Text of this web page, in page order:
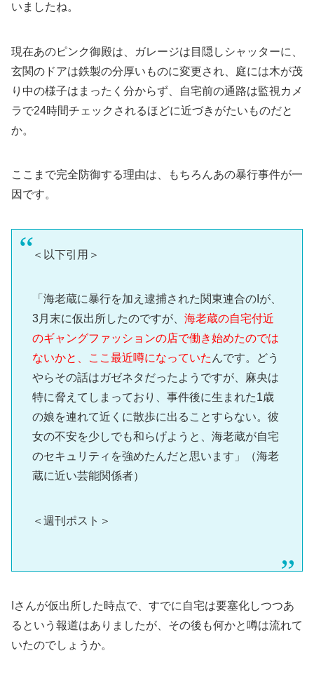
いましたね。
現在あのピンク御殿は、ガレージは目隠しシャッターに、
玄関のドアは鉄製の分厚いものに変更され、庭には木が茂
り中の様子はまったく分からず、自宅前の通路は監視カメ
ラで24時間チェックされるほどに近づきがたいものだと
か。
ここまで完全防御する理由は、もちろんあの暴行事件が一
因です。
＜以下引用＞
「海老蔵に暴行を加え逮捕された関東連合のIが、
3月末に仮出所したのですが、 海老蔵の自宅付近
のギャングファッションの店で働き始めたのでは
ないかと、ここ最近噂になっていたんです。どう
やらその話はガゼネタだったようですが、麻央は
特に脅えてしまっており、事件後に生まれた1歳
の娘を連れて近くに散歩に出ることすらない。彼
女の不安を少しでも和らげようと、海老蔵が自宅
のセキュリティを強めたんだと思います」（海老
蔵に近い芸能関係者）
＜週刊ポスト＞
Iさんが仮出所した時点で、すでに自宅は要塞化しつつあ
るという報道はありましたが、その後も何かと噂は流れて
いたのでしょうか。